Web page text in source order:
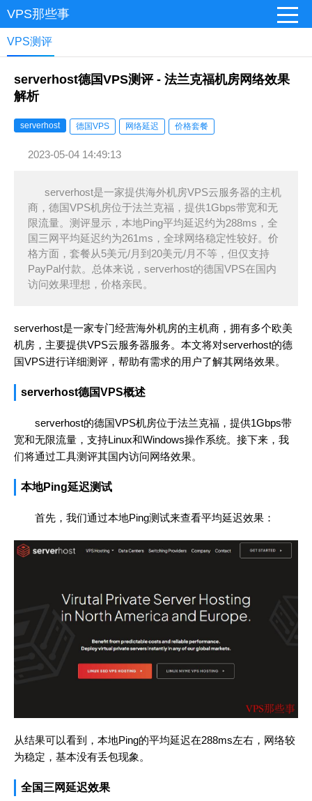
VPS那些事
VPS测评
serverhost德国VPS测评 - 法兰克福机房网络效果
解析
serverhost 德国VPS 网络延迟 价格套餐
2023-05-04 14:49:13
serverhost是一家提供海外机房VPS云服务器的主机
商，德国VPS机房位于法兰克福，提供1Gbps带宽和无
限流量。测评显示，本地Ping平均延迟约为288ms，全
国三网平均延迟约为261ms，全球网络稳定性较好。价
格方面，套餐从5美元/月到20美元/月不等，但仅支持
PayPal付款。总体来说，serverhost的德国VPS在国内
访问效果理想，价格亲民。
serverhost是一家专门经营海外机房的主机商，拥有多个欧美
机房，主要提供VPS云服务器服务。本文将对serverhost的德
国VPS进行详细测评，帮助有需求的用户了解其网络效果。
serverhost德国VPS概述
serverhost的德国VPS机房位于法兰克福，提供1Gbps带
宽和无限流量，支持Linux和Windows操作系统。接下来，我
们将通过工具测评其国内访问网络效果。
本地Ping延迟测试
首先，我们通过本地Ping测试来查看平均延迟效果：
从结果可以看到，本地Ping的平均延迟在288ms左右，网络较
为稳定，基本没有丢包现象。
全国三网延迟效果